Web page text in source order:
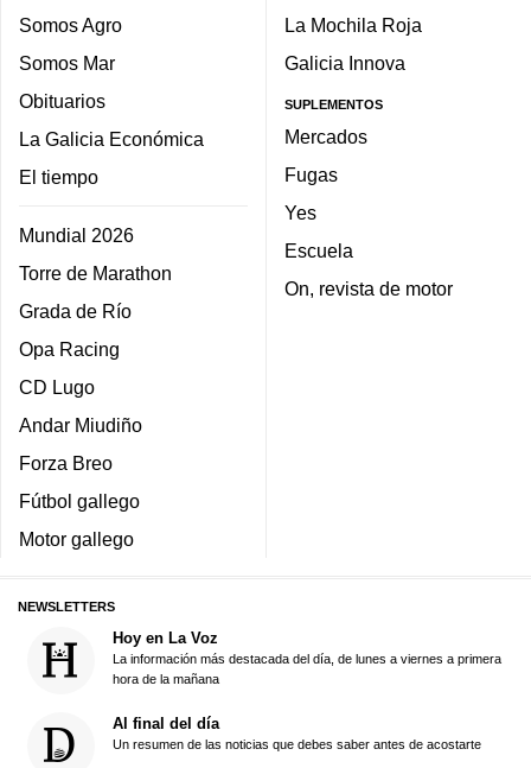
Somos Agro
Somos Mar
Obituarios
La Galicia Económica
El tiempo
Mundial 2026
Torre de Marathon
Grada de Río
Opa Racing
CD Lugo
Andar Miudiño
Forza Breo
Fútbol gallego
Motor gallego
La Mochila Roja
Galicia Innova
SUPLEMENTOS
Mercados
Fugas
Yes
Escuela
On, revista de motor
NEWSLETTERS
Hoy en La Voz
La información más destacada del día, de lunes a viernes a primera
hora de la mañana
Al final del día
Un resumen de las noticias que debes saber antes de acostarte